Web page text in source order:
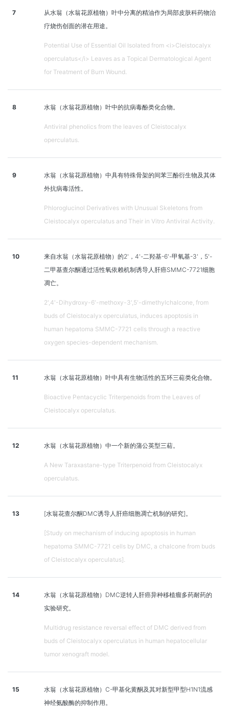
7
从水翁（水翁花原植物）叶中分离的精油作为局部皮肤科药物治
疗烧伤创面的潜在用途。
Potential Use of Essential Oil Isolated from <i>Cleistocalyx
operculatus</i> Leaves as a Topical Dermatological Agent
for Treatment of Burn Wound.
8 水翁（水翁花原植物）叶中的抗病毒酚类化合物。
Antiviral phenolics from the leaves of Cleistocalyx
operculatus.
9
水翁（水翁花原植物）中具有特殊骨架的间苯三酚衍生物及其体
外抗病毒活性。
Phloroglucinol Derivatives with Unusual Skeletons from
Cleistocalyx operculatus and Their in Vitro Antiviral Activity.
10
来自水翁（水翁花原植物）的2'，4'-二羟基-6'-甲氧基-3'，5'-
二甲基查尔酮通过活性氧依赖机制诱导人肝癌SMMC-7721细胞
凋亡。
2',4'-Dihydroxy-6'-methoxy-3',5'-dimethylchalcone, from
buds of Cleistocalyx operculatus, induces apoptosis in
human hepatoma SMMC-7721 cells through a reactive
oxygen species-dependent mechanism.
11 水翁（水翁花原植物）叶中具有生物活性的五环三萜类化合物。
Bioactive Pentacyclic Triterpenoids from the Leaves of
Cleistocalyx operculatus.
12 水翁（水翁花原植物）中一个新的蒲公英型三萜。
A New Taraxastane-type Triterpenoid from Cleistocalyx
operculatus.
13 [水翁花查尔酮DMC诱导人肝癌细胞凋亡机制的研究]。
[Study on mechanism of inducing apoptosis in human
hepatoma SMMC-7721 cells by DMC, a chalcone from buds
of Cleistocalyx operculatus].
14
水翁（水翁花原植物）DMC逆转人肝癌异种移植瘤多药耐药的
实验研究。
Multidrug resistance reversal effect of DMC derived from
buds of Cleistocalyx operculatus in human hepatocellular
tumor xenograft model.
15
水翁（水翁花原植物）C-甲基化黄酮及其对新型甲型H1N1流感
神经氨酸酶的抑制作用。